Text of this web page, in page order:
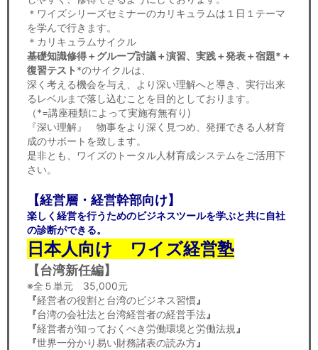
＊ワイズシリーズセミナーのカリキュラムは１日１テーマ
を学んで行きます。
＊カリキュラムサイクル
基礎知識修得＋グループ討議＋演習、実践＋発表＋宿題*＋
復習テスト *のサイクルは、
深く考える機会を与え、より深い理解へと導き、実行出来
るレベルまで落し込むことを目的としております。
（*=講座種類によって実施有無有り)
『深い理解』 物事をより深く見つめ、発揮できる人材育
成のサポートを致します。
是非とも、ワイズのトータル人材育成システムをご活用下
さい。
【経営層・経営幹部向け】
楽しく経営を行うためのビジネスツールを学ぶと共に自社
の診断ができる。
日本人向け ワイズ経営塾
【台湾新任編】
※全５単元 35,000元
『経営者の役割と台湾のビジネス習慣』
『台湾の会社法と台湾経営者の経営手法』
『経営者が知っておくべき労働環境と労働法規 』
『世界一分かり易い財務諸表の読み方』